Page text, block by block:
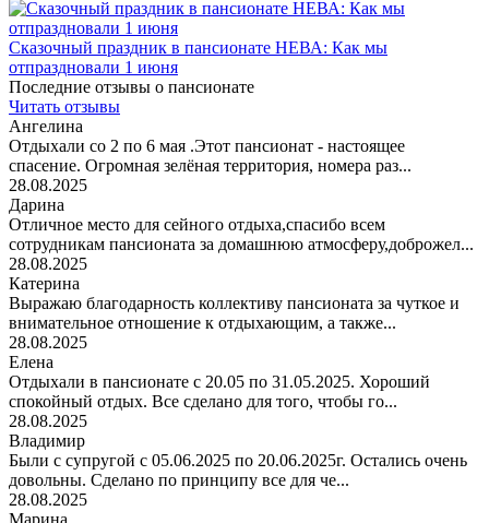
Сказочный праздник в пансионате НЕВА: Как мы
отпраздновали 1 июня
Последние отзывы о пансионате
Читать отзывы
Ангелина
Отдыхали со 2 по 6 мая .Этот пансионат - настоящее
спасение. Огромная зелёная территория, номера раз...
28.08.2025
Дарина
Отличное место для сейного отдыха,спасибо всем
сотрудникам пансионата за домашнюю атмосферу,доброжел...
28.08.2025
Катерина
Выражаю благодарность коллективу пансионата за чуткое и
внимательное отношение к отдыхающим, а также...
28.08.2025
Елена
Отдыхали в пансионате с 20.05 по 31.05.2025. Хороший
спокойный отдых. Все сделано для того, чтобы го...
28.08.2025
Владимир
Были с супругой с 05.06.2025 по 20.06.2025г. Остались очень
довольны. Сделано по принципу все для че...
28.08.2025
Марина